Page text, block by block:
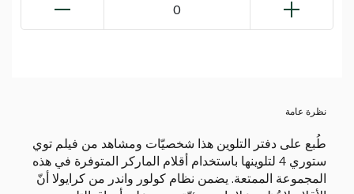
0
نظرة عامة
طُبع على دفتر التلوين هذا شخصيّات ومشاهد من فيلم توي
ستوري 4 لتلوينها باستخدام أقلام الماركر المتوفرة في هذه
المجموعة الممتعة. يضمن نظام كولور واندر من كرايولا أنّ